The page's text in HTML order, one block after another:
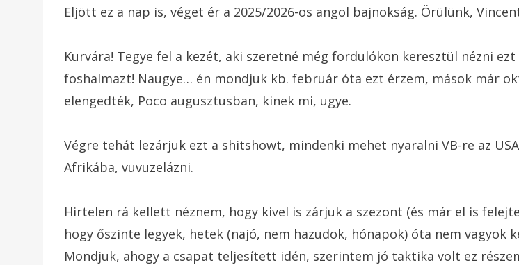
Eljött ez a nap is, véget ér a 2025/2026-os angol bajnokság. Örülünk,
Kurvára! Tegye fel a kezét, aki szeretné még fordulókon keresztül nézni ezt
foshalmazt! Naugye… én mondjuk kb. február óta ezt érzem, mások már
elengedték, Poco augusztusban, kinek mi, ugye.
Végre tehát lezárjuk ezt a shitshowt, mindenki mehet nyaralni VB-re az
Afrikába, vuvuzelázni.
Hirtelen rá kellett néznem, hogy kivel is zárjuk a szezont (és már el is
hogy őszinte legyek, hetek (najó, nem hazudok, hónapok) óta nem vagyok
Mondjuk, ahogy a csapat teljesített idén, szerintem jó taktika volt ez